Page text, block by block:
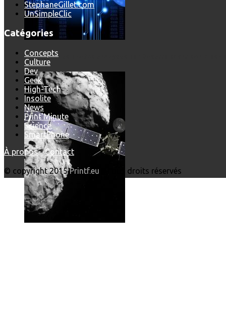
Les dernières photos envoyées par Rosetta avant son crash
StephaneGillet.com
UnSimpleClic
Catégories
Concepts
Culture
Dev
Geek
High-Tech
Insolite
News
Print'Minute
Science
SmartPhone
À propos-Contact
© copyright 2015Printf.eu - Tous droits réservés